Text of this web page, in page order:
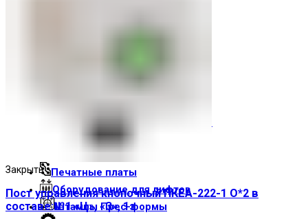
Световые индикаторы
Электрощитовое оборудование
Трансформаторы
Печатные платы
Оборудование для лифтов
Штампы Прес-формы
Закрыть
Пост управления кнопочный ПКЕА-222-1 О*2 в
составе:№1 «Ц», «З», 1з